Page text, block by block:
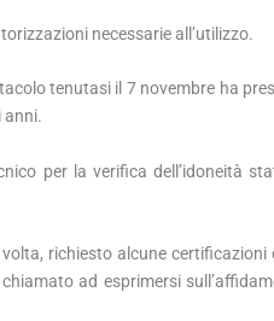
necessarie all’utilizzo.
tenutasi il 7 novembre ha
anni.
per la verifica dell’idoneità
richiesto alcune
ad esprimersi